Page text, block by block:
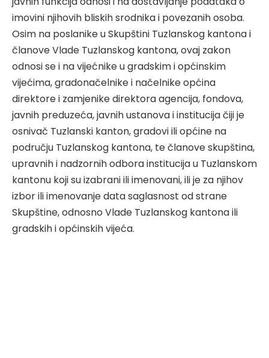
imovini njihovih bliskih srodnika i povezanih osoba.
Osim na poslanike u Skupštini Tuzlanskog kantona i
članove Vlade Tuzlanskog kantona, ovaj zakon
odnosi se i na vijećnike u gradskim i općinskim
vijećima, gradonačelnike i načelnike općina
direktore i zamjenike direktora agencija, fondova,
javnih preduzeća, javnih ustanova i institucija čiji je
osnivač Tuzlanski kanton, gradovi ili općine na
području Tuzlanskog kantona, te članove skupština,
upravnih i nadzornih odbora institucija u Tuzlanskom
kantonu koji su izabrani ili imenovani, ili je za njihov
izbor ili imenovanje data saglasnost od strane
Skupštine, odnosno Vlade Tuzlanskog kantona ili
gradskih i općinskih vijeća.